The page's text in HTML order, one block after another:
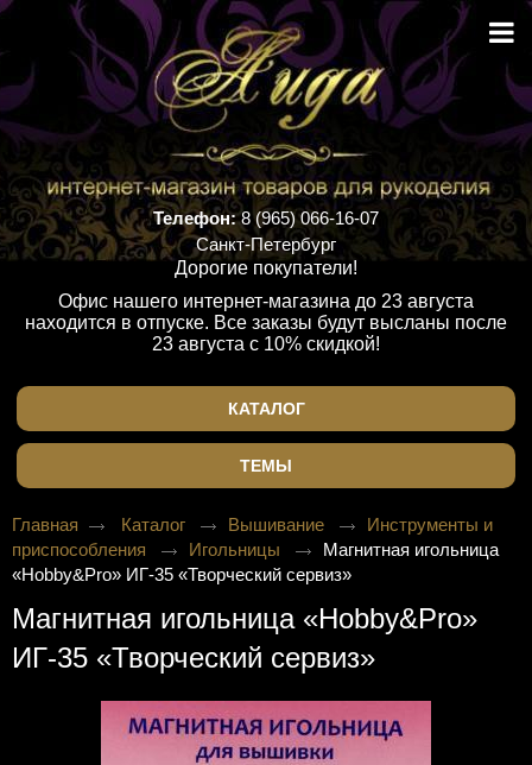
Телефон:8 (965) 066-16-07
Санкт-Петербург
Дорогие покупатели!
Офис нашего интернет-магазина до 23 августа
находится в отпуске. Все заказы будут высланы после
23 августа с 10% скидкой!
КАТАЛОГ
ТЕМЫ
Главная Каталог Вышивание
Инструменты и
приспособления
Игольницы
Магнитная игольница
«Hobby&Pro» ИГ-35 «Творческий сервиз»
Магнитная игольница «Hobby&Pro»
ИГ-35 «Творческий сервиз»